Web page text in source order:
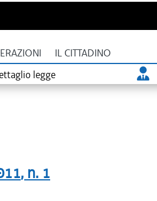
IL CITTADINO
legge
, n. 1